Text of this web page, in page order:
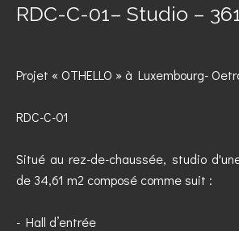
RDC-C-01– Studio –
Projet « OTHELLO » à Luxembourg-
RDC-C-01
Situé au rez-de-chaussée, studio
de 34,61 m2 composé comme suit :
- Hall d’entrée